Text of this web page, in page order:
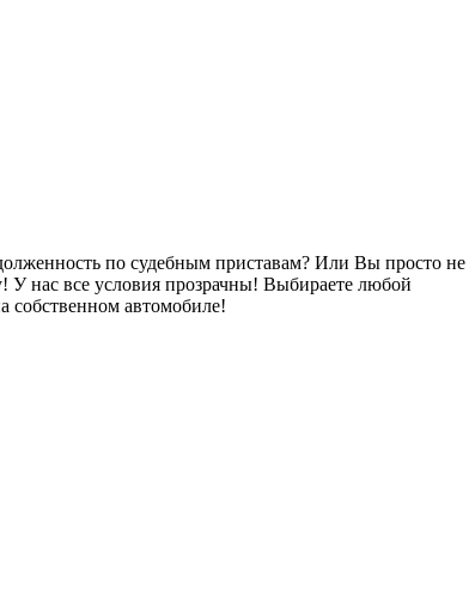
по судебным приставам? Или Вы просто не
У нас все условия прозрачны! Выбираете любой
собственном автомобиле!